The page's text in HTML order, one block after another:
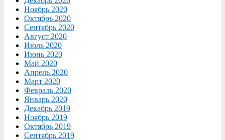
Ноябрь 2020
Октябрь 2020
Сентябрь 2020
Август 2020
Июль 2020
Июнь 2020
Май 2020
Апрель 2020
Март 2020
Февраль 2020
Январь 2020
Декабрь 2019
Ноябрь 2019
Октябрь 2019
Сентябрь 2019